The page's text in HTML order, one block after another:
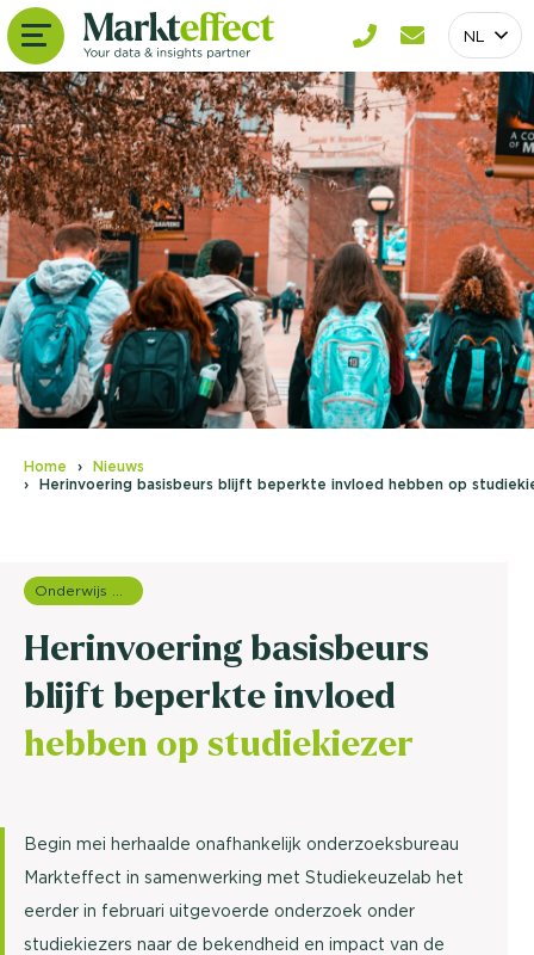
NL
Home
Nieuws
Herinvoering basisbeurs blijft beperkte invloed hebben op
Herinvoering basisbeurs
blijft beperkte invloed
hebben op studiekiezer
Begin mei herhaalde onafhankelijk onderzoeksbureau
Markteffect in samenwerking met Studiekeuzelab het
eerder in februari uitgevoerde onderzoek onder
studiekiezers naar de bekendheid en impact van de